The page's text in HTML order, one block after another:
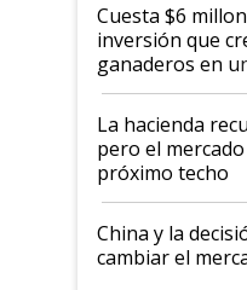
Cuesta $6
inversión que
ganaderos en
histórico para
La hacienda
pero el
próximo techo
China y la
cambiar el